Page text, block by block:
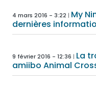
4 mars 2016 - 3:22
My
dernières
9 février 2016 - 12:36
La
amiibo Animal